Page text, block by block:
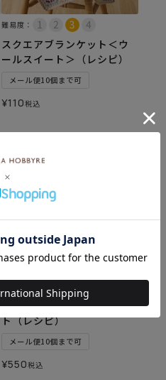
難易度：
スクエアブランケット＜ウ
ールスイート＞（レシピ）
メール便10個まで可
¥110税込
チューリップのブランケッ
ト（レシピ）
メール便10個まで可
¥550税込